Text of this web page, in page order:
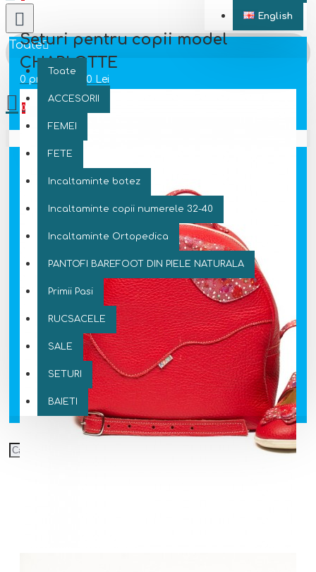
English
Toate
Toate
ACCESORII
FEMEI
FETE
Incaltaminte botez
Incaltaminte copii numerele 32-40
Incaltaminte Ortopedica
PANTOFI BAREFOOT DIN PIELE NATURALA
Primii Pasi
RUCSACELE
SALE
SETURI
BAIETI
0 produs(e) - 0 Lei
0
Coșul este gol!
Seturi pentru copii model
CHARLOTTE